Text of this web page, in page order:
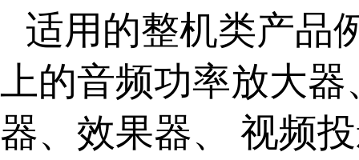
适用的整机类产品
上的音频功率放大
器、效果器、 视频